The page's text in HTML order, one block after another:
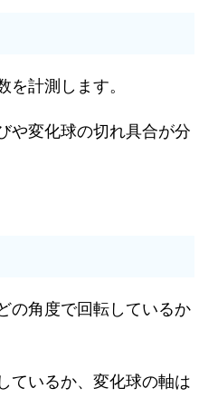
を計測します。
や変化球の切れ具合が分
の角度で回転しているか
ているか、変化球の軸は